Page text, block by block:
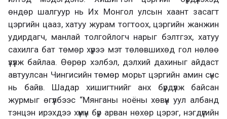
өндөр шалгуур нь Их Монгол улсын хаант засагт
цэргийн цааз, хатуу журам тогтоох, цэргийн жанжин
удирдагч, манлай толгойлогч нарыг бэлтгэх, хатуу
сахилга бат төмөр хүрээ мэт төлөвшихөд гол нөлөө
үзүүлж байлаа. Өөрөр хэлбэл, дэлхий дахиныг айдаст
автуулсан Чингисийн төмөр морьт цэргийн амин сүнс
нь байв. Шадар хишигтнийг анх бүрдүүлж байсан
журмыг өгүүлбээс “Мянганы ноёны хөвүүн уул албанд
тэнцэн ирэхдээ хүмүн бүр арван нөхөр цэрэг, нэгдүүгийн